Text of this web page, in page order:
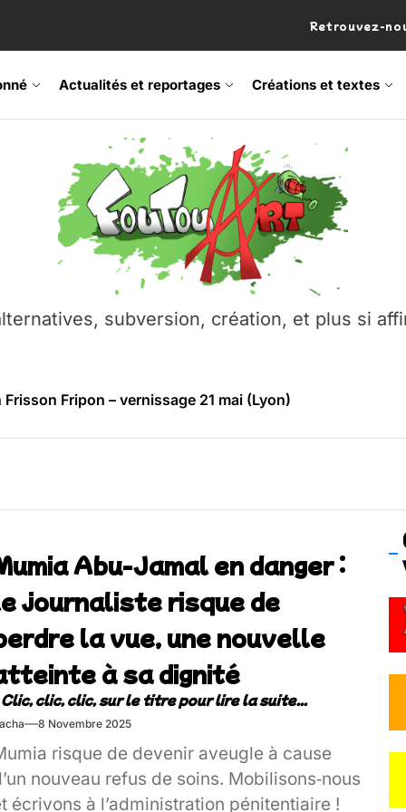
Retrouvez-
Actualités et reportages Créations et textes
subversion, création, et plus si
Fripon – vernissage 21 mai (Lyon)
Festival – Samedi 18 juillet (Vaulx-en-Velin)
– Ŝtono, un livre réalisé par Michaël Moretti & Pierre
contre l’A412 à l’Établi (Haute-Savoie)
Fripon – vernissage 21 mai (Lyon)
Festival – Samedi 18 juillet (Vaulx-en-Velin)
Abu-Jamal en danger :
journaliste risque de
la vue, une nouvelle
à sa dignité
8 Novembre 2025
risque de devenir aveugle à cause
nouveau refus de soins. Mobilisons‑nous
écrivons à l’administration pénitentiaire !